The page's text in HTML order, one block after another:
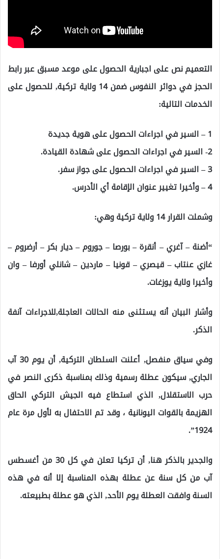
التعميم نص على اجبارية الحصول على موعد مسبق عبر رابط
الحجز في دوائر النفوس ضمن 14 ولاية تركية, للحصول على
الخدمات التالية:
1 – السير في اجراءات الحصول على هوية جديدة
2- السير في اجراءات الحصول على شهادة القيادة.
3 – السير في اجراءات الحصول على جواز سفر.
4 – وأخيرا تغيير عنوان الإقامة أي الأدرس.
وشملت القرار 14 ولاية تركية وهي:
“أضنة – آغري – أنقرة – بورصا – جوروم – ديار بكر – أرضروم –
غازي عنتاب – قيصري – قونيا – ماردين – شانلي أورفا – وان
وأخيرا ولاية يوزغات.
وأشار البيان أنه يستثنى منه الحالات العاجلة,للاجراءات آنفة
الذكر.
وفي سياق منفصل, أعلنت السلطان التركية, أن يوم 30 آب
الجاري, سيكون عطلة رسمية وذلك بمناسبة ذكرى النصر في
حرب الاستقلال, الذي استطاع فيه الجيش التركي الحاق
الهزيمة بالقوات اليونانية ، وقد تم الاحتفال به لأول مرة عام
1924”.
والجدير بالذكر هنا, أن تركيا تعلن في كل 30 من أغسطس
آب من كل سنة عن عطلة بهذه المناسبة إلا أنه في هذه
السنة وافقت العطلة يوم الأحد, الذي هو عطلة بطبيعته.